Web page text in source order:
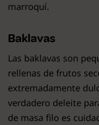
marroquí.
Baklavas
Las baklavas son
rellenas de frutos
extremadamente
verdadero deleite
de masa filo es